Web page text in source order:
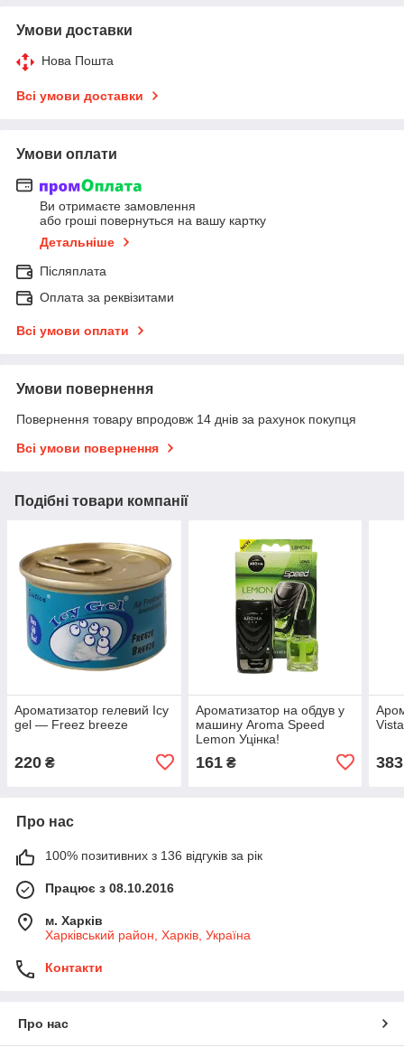
Умови доставки
Нова Пошта
Всі умови доставки
Умови оплати
Ви отримаєте замовлення
або гроші повернуться на вашу картку
Детальніше
Післяплата
Оплата за реквізитами
Всі умови оплати
Умови повернення
Повернення товару впродовж 14 днів за рахунок покупця
Всі умови повернення
Подібні товари компанії
Ароматизатор гелевий Icy
gel — Freez breeze
220 ₴
Ароматизатор на обдув у
машину Aroma Speed
Lemon Уцінка!
161₴ 383
Про нас
100% позитивних з 136 відгуків за рік
Працює з 08.10.2016
м. Харків
Харківський район, Харків, Україна
Контакти
Про нас